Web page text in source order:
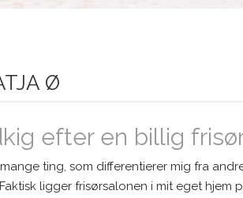
Ø
efter en billig
ting, som differentierer mig fra
ligger frisørsalonen i mit eget hjem